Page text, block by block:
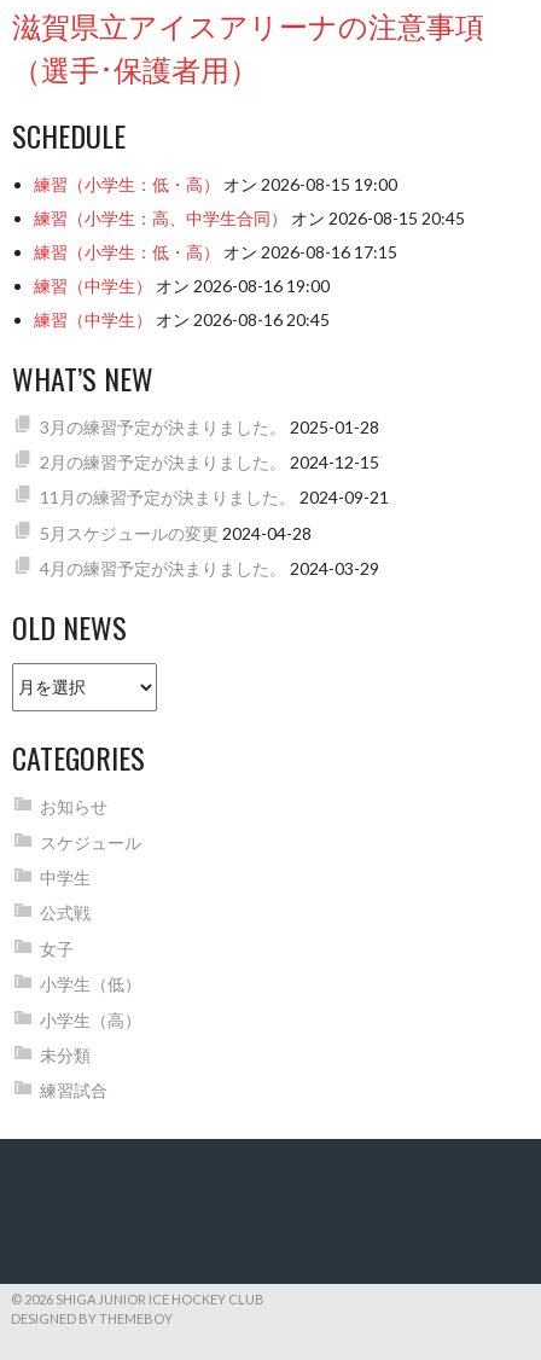
滋賀県立アイスアリーナの注意事項
（選手･保護者用）
SCHEDULE
練習（小学生：低・高）
オン 2026-08-15 19:00
練習（小学生：高、中学生合同）
オン 2026-08-15 20:45
練習（小学生：低・高）
オン 2026-08-16 17:15
練習（中学生）
オン 2026-08-16 19:00
練習（中学生）
オン 2026-08-16 20:45
WHAT’S NEW
3月の練習予定が決まりました。
2025-01-28
2月の練習予定が決まりました。
2024-12-15
11月の練習予定が決まりました。
2024-09-21
5月スケジュールの変更 2024-04-28
4月の練習予定が決まりました。
2024-03-29
OLD NEWS
news
CATEGORIES
お知らせ
スケジュール
中学生
公式戦
女子
小学生（低）
小学生（高）
未分類
練習試合
© 2026 SHIGA JUNIOR ICE HOCKEY CLUB
DESIGNED BY THEMEBOY